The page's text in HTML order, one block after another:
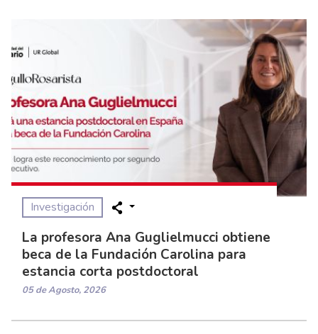
Investigación
La profesora Ana Guglielmucci obtiene
beca de la Fundación Carolina para
estancia corta postdoctoral
05 de Agosto, 2026